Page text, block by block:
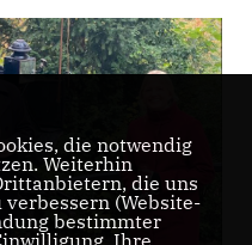
die notwendig
Weiterhin
die uns
(Website-
bestimmter
Ihre